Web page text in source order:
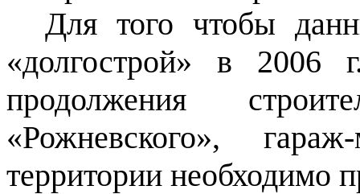
Для того чтобы
«долгострой» в
продолжения
«Рожневского»,
территории необходимо